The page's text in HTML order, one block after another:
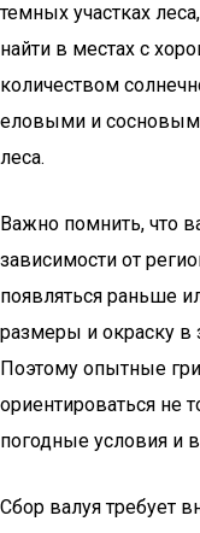
темных участках
найти в местах с
количеством
еловыми и
леса.
Важно помнить, что
зависимости от
появляться раньше
размеры и окраску в
Поэтому опытные
ориентироваться не
погодные условия и
Сбор валуя требует